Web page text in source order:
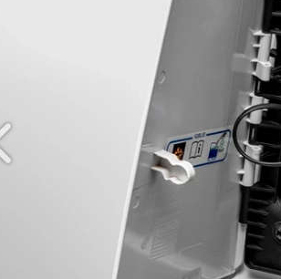
Anterior